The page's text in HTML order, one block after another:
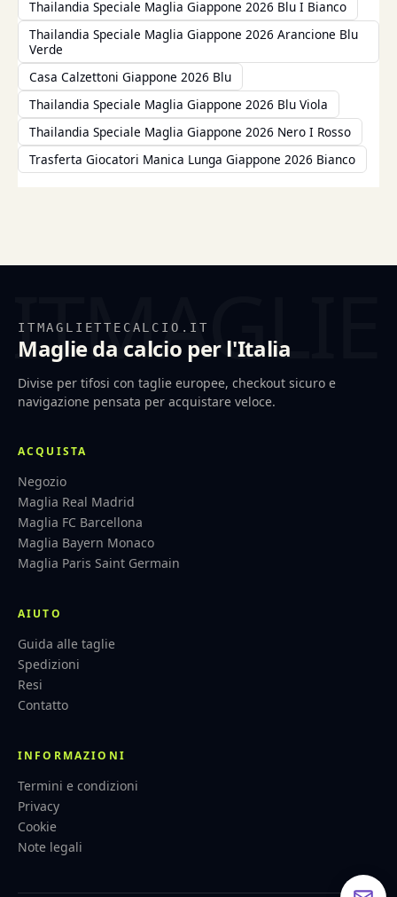
Thailandia Speciale Maglia Giappone 2026 Blu I Bianco
Thailandia Speciale Maglia Giappone 2026 Arancione Blu
Verde
Casa Calzettoni Giappone 2026 Blu
Thailandia Speciale Maglia Giappone 2026 Blu Viola
Thailandia Speciale Maglia Giappone 2026 Nero I Rosso
Trasferta Giocatori Manica Lunga Giappone 2026 Bianco
ITMAGLIETTECALCIO.IT
Maglie da calcio per l'Italia
Divise per tifosi con taglie europee, checkout sicuro e
navigazione pensata per acquistare veloce.
ACQUISTA
Negozio
Maglia Real Madrid
Maglia FC Barcellona
Maglia Bayern Monaco
Maglia Paris Saint Germain
AIUTO
Guida alle taglie
Spedizioni
Resi
Contatto
INFORMAZIONI
Termini e condizioni
Privacy
Cookie
Note legali